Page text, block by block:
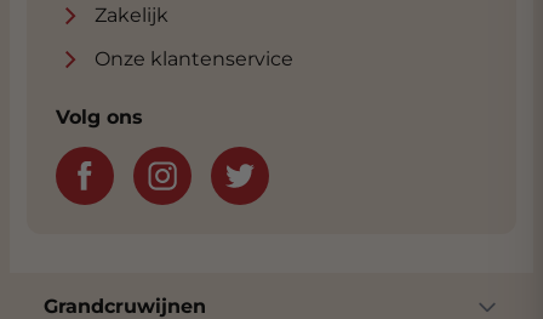
Zakelijk
Onze klantenservice
Volg ons
Grandcruwijnen